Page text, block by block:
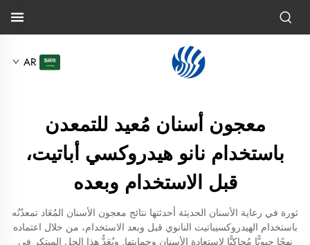
AR
معجون أسنان مُعيد للتمعدن
باستخدام نانو هيدروكسي أباتيت،
قبل الاستخدام وبعده
ثورة في رعاية الأسنان الحديثة أحدثتها نتائج معجون الأسنان المُعَاد تمعدُنُه
باستخدام الهيدروكسيباتيت النانوي قبل وبعد الاستخدام، من خلال اعتماده
نهجًا حيويًّا مُحاكيًّا لاستعادة الأسنان وحمايتها. ويُعَدُّ هذا الحل المبتكر في